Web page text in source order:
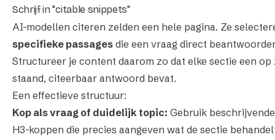
Schrijf in "citable snippets"
AI-modellen citeren zelden een hele pagina. Ze
specifieke passages die een vraag direct
Structureer je content daarom zo dat elke sectie een
staand, citeerbaar antwoord bevat.
Een effectieve structuur:
Kop als vraag of duidelijk topic: Gebruik
H3-koppen die precies aangeven wat de sectie